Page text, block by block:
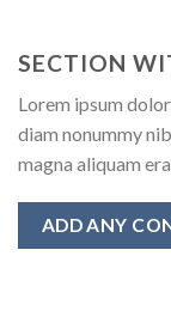
SECTION
Lorem ipsum
diam nonummy
magna aliquam
ADD ANY